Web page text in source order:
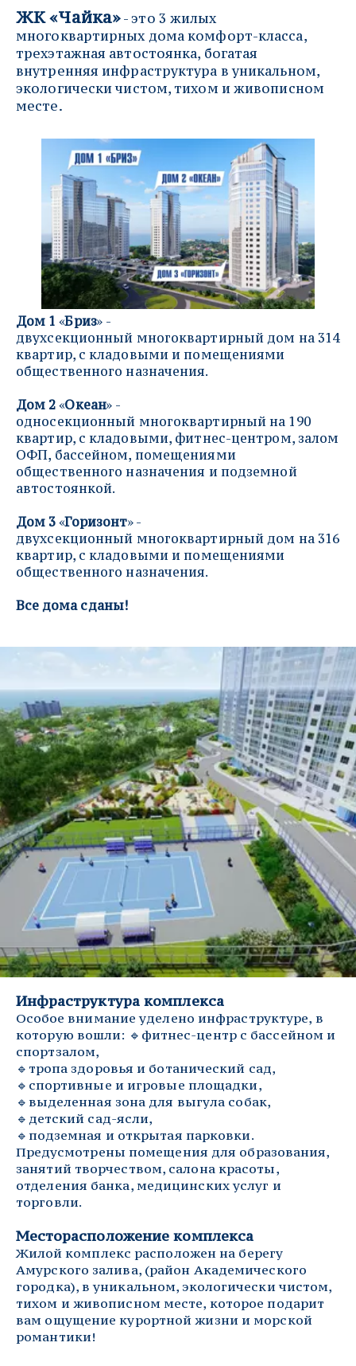
ЖК «Чайка» - это 3 жилых
многоквартирных дома комфорт-класса,
трехэтажная автостоянка, богатая
внутренняя инфраструктура в уникальном,
экологически чистом, тихом и живописном
месте.
Дом 1 «Бриз» -
двухсекционный многоквартирный дом на 314
квартир, с кладовыми и помещениями
общественного назначения.
Дом 2 «Океан» -
односекционный многоквартирный на 190
квартир, с кладовыми, фитнес-центром, залом
ОФП, бассейном, помещениями
общественного назначения и подземной
автостоянкой.
Дом 3 «Горизонт» -
двухсекционный многоквартирный дом на 316
квартир, с кладовыми и помещениями
общественного назначения.
Все дома сданы!
Инфраструктура комплекса
Особое внимание уделено инфраструктуре, в
которую вошли: 🔹фитнес-центр с бассейном и
спортзалом,
🔹тропа здоровья и ботанический сад,
🔹спортивные и игровые площадки,
🔹выделенная зона для выгула собак,
🔹детский сад-ясли,
🔹подземная и открытая парковки.
Предусмотрены помещения для образования,
занятий творчеством, салона красоты,
отделения банка, медицинских услуг и
торговли.
Месторасположение комплекса
Жилой комплекс расположен на берегу
Амурского залива, (район Академического
городка), в уникальном, экологически чистом,
тихом и живописном месте, которое подарит
вам ощущение курортной жизни и морской
романтики!